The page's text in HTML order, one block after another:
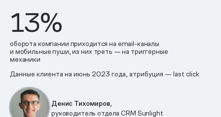
13%
оборота компании приходится на email-каналы
и мобильные пуши, из них треть — на триггерные
механики
Данные клиента на июнь 2023 года, атрибуция — last click
Денис Тихомиров,
руководитель отдела CRM Sunlight